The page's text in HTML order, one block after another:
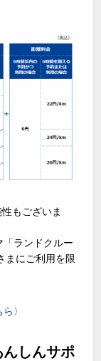
もございま
ランドクルー
まにご利用を限
〉
しんサポ